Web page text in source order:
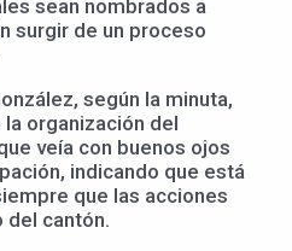
sean nombrados a
surgir de un proceso
según la minuta,
organización del
veía con buenos ojos
indicando que está
que las acciones
del cantón.